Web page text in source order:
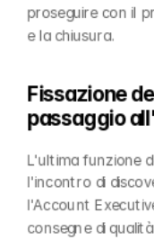
proseguire con il
e la chiusura.
Fissazione
passaggio
L'ultima funzione
l'incontro di
l'Account
consegne di